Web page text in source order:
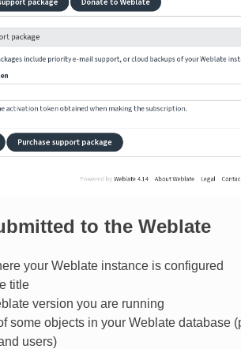
to the Weblate
your Weblate instance is configured
title
version you are running
some objects in your Weblate database
users)